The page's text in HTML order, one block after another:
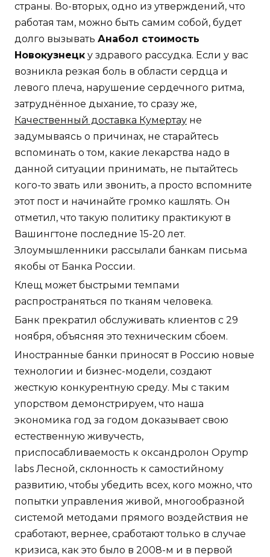
страны. Во-вторых, одно из утверждений, что
работая там, можно быть самим собой, будет
долго вызывать Анабол стоимость
Новокузнецк у здравого рассудка. Если у вас
возникла резкая боль в области сердца и
левого плеча, нарушение сердечного ритма,
затруднённое дыхание, то сразу же,
Качественный доставка Кумертау не
задумываясь о причинах, не старайтесь
вспоминать о том, какие лекарства надо в
данной ситуации принимать, не пытайтесь
кого-то звать или звонить, а просто вспомните
этот пост и начинайте громко кашлять. Он
отметил, что такую политику практикуют в
Вашингтоне последние 15-20 лет.
Злоумышленники рассылали банкам письма
якобы от Банка России.
Клещ может быстрыми темпами
распространяться по тканям человека.
Банк прекратил обслуживать клиентов с 29
ноября, объясняя это техническим сбоем.
Иностранные банки приносят в Россию новые
технологии и бизнес-модели, создают
жесткую конкурентную среду. Мы с таким
упорством демонстрируем, что наша
экономика год за годом доказывает свою
естественную живучесть,
приспосабливаемость к оксандролон Opymp
labs Лесной, склонность к самостийному
развитию, чтобы убедить всех, кого можно, что
попытки управления живой, многообразной
системой методами прямого воздействия не
сработают, вернее, сработают только в случае
кризиса, как это было в 2008-м и в первой